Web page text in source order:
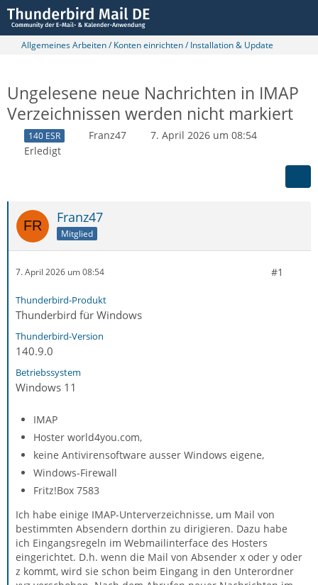
Allgemeines Arbeiten / Konten einrichten / Installation & Update
Ungelesene neue Nachrichten in IMAP
Verzeichnissen werden nicht markiert
140 ESR Franz47
7. April 2026 um 08:54
Erledigt
Franz47
Mitglied
7. April 2026 um 08:54 #1
Thunderbird-Produkt
Thunderbird für Windows
Thunderbird-Version
140.9.0
Betriebssystem
Windows 11
IMAP
Hoster world4you.com,
keine Antivirensoftware ausser Windows eigene,
Windows-Firewall
Fritz!Box 7583
Ich habe einige IMAP-Unterverzeichnisse, um Mail von
bestimmten Absendern dorthin zu dirigieren. Dazu habe
ich Eingangsregeln im Webmailinterface des Hosters
eingerichtet. D.h. wenn die Mail von Absender x oder y oder
z kommt, wird sie schon beim Eingang in den Unterordner